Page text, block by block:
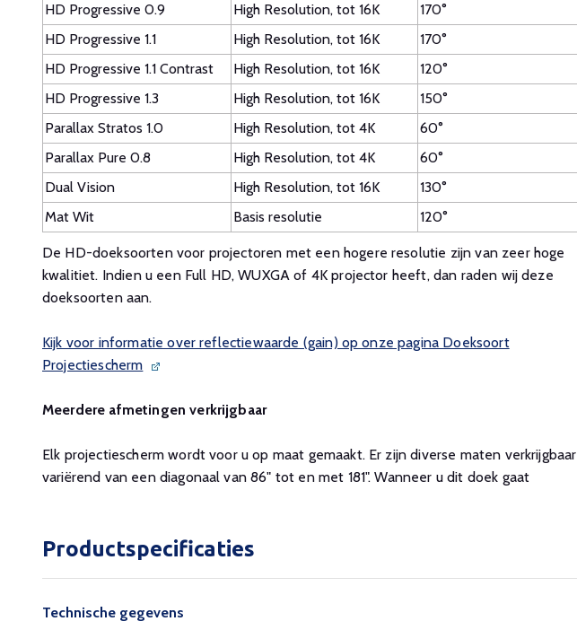
HD Progressive 0.9
High Resolution, tot 16K
170°
HD Progressive 1.1
High Resolution, tot 16K
170°
HD Progressive 1.1 Contrast
High Resolution, tot 16K
120°
HD Progressive 1.3
High Resolution, tot 16K
150°
Parallax Stratos 1.0
High Resolution, tot 4K
60°
Parallax Pure 0.8
High Resolution, tot 4K
60°
Dual Vision
High Resolution, tot 16K
130°
Mat Wit
Basis resolutie 120°
De HD-doeksoorten voor projectoren met een hogere resolutie zijn van zeer hoge
kwalitiet. Indien u een Full HD, WUXGA of 4K projector heeft, dan raden wij deze
doeksoorten aan.
Kijk voor informatie over reflectiewaarde (gain) op onze pagina Doeksoort
Projectiescherm
Meerdere afmetingen verkrijgbaar
Elk projectiescherm wordt voor u op maat gemaakt. Er zijn diverse maten verkrijgbaar
variërend van een diagonaal van 86" tot en met 181". Wanneer u dit doek gaat
Productspecificaties
Technische gegevens